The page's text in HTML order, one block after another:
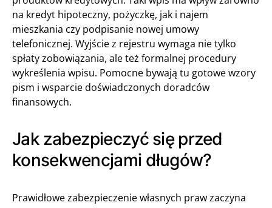
na kredyt hipoteczny, pożyczkę, jak i najem
mieszkania czy podpisanie nowej umowy
telefonicznej. Wyjście z rejestru wymaga nie tylko
spłaty zobowiązania, ale też formalnej procedury
wykreślenia wpisu. Pomocne bywają tu gotowe wzory
pism i wsparcie doświadczonych doradców
finansowych.
Jak zabezpieczyć się przed
konsekwencjami długów?
Prawidłowe zabezpieczenie własnych praw zaczyna